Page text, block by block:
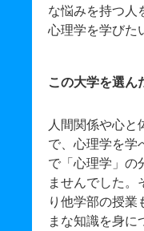
な悩みを持つ人
心理学を学びた
この大学を選ん
人間関係や心と
で、心理学を学
で「心理学」の
ませんでした。
り他学部の授業
まな知識を身に